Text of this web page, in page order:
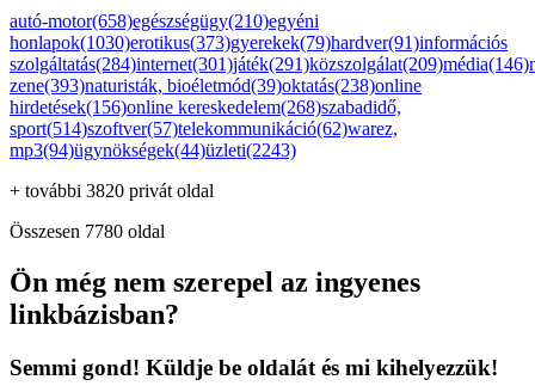
autó-motor(658)egészségügy(210)egyéni
honlapok(1030)erotikus(373)gyerekek(79)hardver(91)információs
szolgáltatás(284)internet(301)játék(291)közszolgálat(209)média(146)
zene(393)naturisták, bioéletmód(39)oktatás(238)online
hirdetések(156)online kereskedelem(268)szabadidő,
sport(514)szoftver(57)telekommunikáció(62)warez,
mp3(94)ügynökségek(44)üzleti(2243)
+ további 3820 privát oldal
Összesen 7780 oldal
Ön még nem szerepel az ingyenes
linkbázisban?
Semmi gond! Küldje be oldalát és mi kihelyezzük!